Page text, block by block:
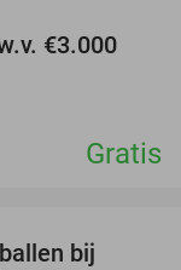
€3.000
Gratis
bij